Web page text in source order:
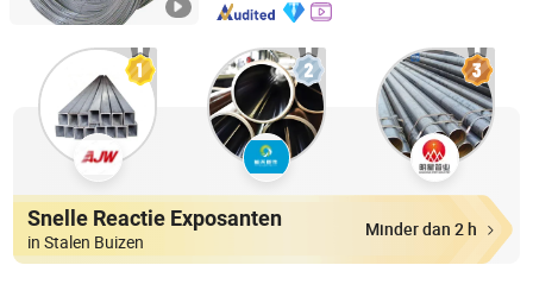
Snelle Reactie Exposanten
in Stalen Buizen
Minder dan 2 h